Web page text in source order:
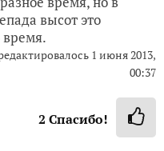
высот это
1 июня 2013,
00:37
2 Спасибо!